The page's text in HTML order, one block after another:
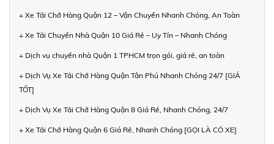
+ Xe Tải Chở Hàng Quận 12 – Vận Chuyển Nhanh Chóng, An Toàn
+ Xe Tải Chuyển Nhà Quận 10 Giá Rẻ – Uy Tín – Nhanh Chóng
+ Dịch vụ chuyển nhà Quận 1 TPHCM trọn gói, giá rẻ, an toàn
+ Dịch Vụ Xe Tải Chở Hàng Quận Tân Phú Nhanh Chóng 24/7 [GIÁ
TỐT]
+ Dịch Vụ Xe Tải Chở Hàng Quận 8 Giá Rẻ, Nhanh Chóng, 24/7
+ Xe Tải Chở Hàng Quận 6 Giá Rẻ, Nhanh Chóng [GỌI LÀ CÓ XE]